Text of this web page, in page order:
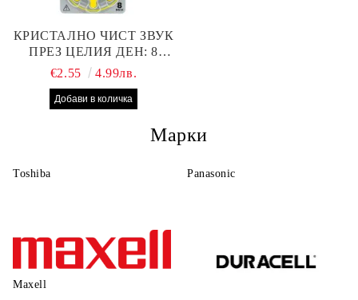
КРИСТАЛНО ЧИСТ ЗВУК
ПРЕЗ ЦЕЛИЯ ДЕН: 8
БРОЯ RAYOVAC EXTRA
АПАРАТ
€2.55 4.99лв.
Марки
Toshiba Panasonic
Maxell